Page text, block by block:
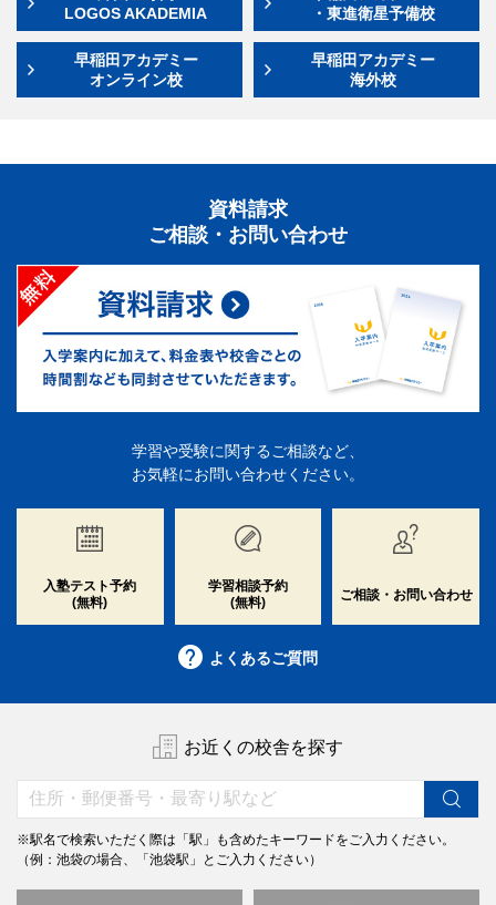
LOGOS AKADEMIA
・東進衛星予備校
早稲田アカデミー
オンライン校
早稲田アカデミー
海外校
資料請求
ご相談・お問い合わせ
学習や受験に関するご相談など、
お気軽にお問い合わせください。
入塾テスト予約
(無料)
学習相談予約
(無料)
ご相談・お問い合わせ
よくあるご質問
お近くの校舎を探す
※駅名で検索いただく際は「駅」も含めたキーワードをご入力ください。
（例：池袋の場合、「池袋駅」とご入力ください）